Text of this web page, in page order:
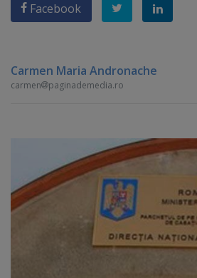
Facebook
Carmen Maria Andronache
carmen paginademedia.ro